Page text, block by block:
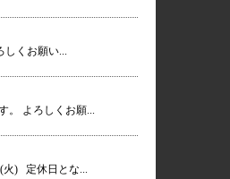
しくお願い...
。 よろしくお願...
(火) 定休日とな...